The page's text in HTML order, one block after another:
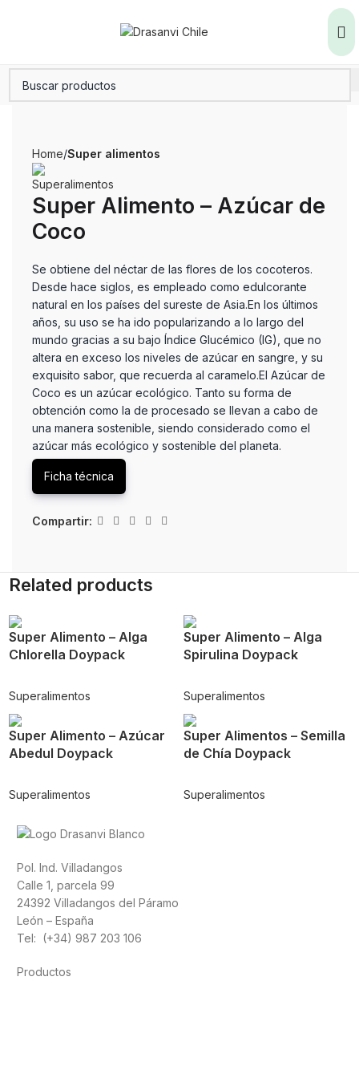
Home Super alimentos
Super Alimento – Azúcar de
Coco
Se obtiene del néctar de las flores de los cocoteros.
Desde hace siglos, es empleado como edulcorante
natural en los países del sureste de Asia.En los últimos
años, su uso se ha ido popularizando a lo largo del
mundo gracias a su bajo Índice Glucémico (IG), que no
altera en exceso los niveles de azúcar en sangre, y su
exquisito sabor, que recuerda al caramelo.El Azúcar de
Coco es un azúcar ecológico. Tanto su forma de
obtención como la de procesado se llevan a cabo de
una manera sostenible, siendo considerado como el
azúcar más ecológico y sostenible del planeta.
Ficha técnica
Compartir:
Related products
Super Alimento – Alga
Chlorella Doypack
Superalimentos
Super Alimento – Alga
Spirulina Doypack
Superalimentos
Super Alimento – Azúcar
Abedul Doypack
Superalimentos
Super Alimentos – Semilla
de Chía Doypack
Superalimentos
Pol. Ind. Villadangos
Calle 1, parcela 99
24392 Villadangos del Páramo
León – España
Tel: (+34) 987 203 106
Productos